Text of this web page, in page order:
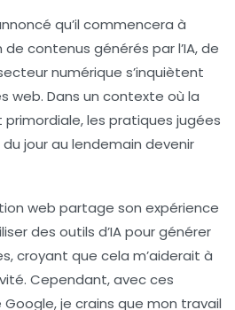
qu’il commencera à
contenus générés par l’IA, de
numérique s’inquiètent
web. Dans un contexte où la
les pratiques jugées
jour au lendemain devenir
web partage son expérience
des outils d’IA pour générer
croyant que cela m’aiderait à
. Cependant, avec ces
je crains que mon travail